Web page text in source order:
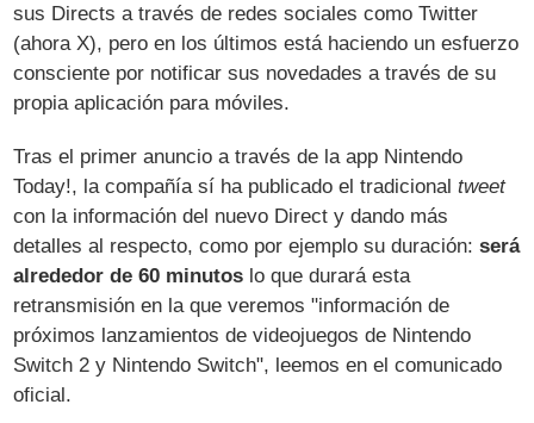
sus Directs a través de redes sociales como Twitter
(ahora X), pero en los últimos está haciendo un esfuerzo
consciente por notificar sus novedades a través de su
propia aplicación para móviles.
Tras el primer anuncio a través de la app Nintendo
Today!, la compañía sí ha publicado el tradicionaltweet
con la información del nuevo Direct y dando más
detalles al respecto, como por ejemplo su duración:será
alrededor de 60 minutos lo que durará esta
retransmisión en la que veremos "información de
próximos lanzamientos de videojuegos de Nintendo
Switch 2 y Nintendo Switch", leemos en el comunicado
oficial.